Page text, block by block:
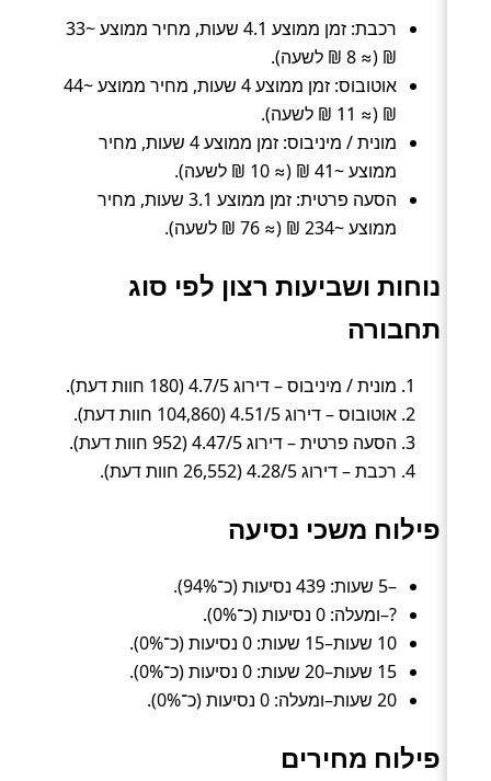
רכבת: זמן ממוצע 4.1 שעות, מחיר ממוצע ~33
₪ (≈ 8 ₪ לשעה).
אוטובוס: זמן ממוצע 4 שעות, מחיר ממוצע ~44
₪ (≈ 11 ₪ לשעה).
מונית / מיניבוס: זמן ממוצע 4 שעות, מחיר
ממוצע ~41 ₪ (≈ 10 ₪ לשעה).
הסעה פרטית: זמן ממוצע 3.1 שעות, מחיר
ממוצע ~234 ₪ (≈ 76 ₪ לשעה).
נוחות ושביעות רצון לפי סוג
תחבורה
מונית / מיניבוס – דירוג 4.7/5 (180 חוות דעת).
אוטובוס – דירוג 4.51/5 (104,860 חוות דעת).
הסעה פרטית – דירוג 4.47/5 (952 חוות דעת).
רכבת – דירוג 4.28/5 (26,552 חוות דעת).
פילוח משכי נסיעה
–5 שעות: 439 נסיעות (כ־94%).
?–ומעלה: 0 נסיעות (כ־0%).
10 שעות–15 שעות: 0 נסיעות (כ־0%).
15 שעות–20 שעות: 0 נסיעות (כ־0%).
20 שעות–ומעלה: 0 נסיעות (כ־0%).
פילוח מחירים